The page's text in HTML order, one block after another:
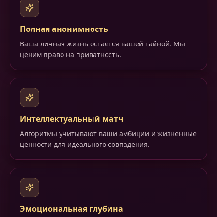
Полная анонимность
Ваша личная жизнь остается вашей тайной. Мы
ценим право на приватность.
Интеллектуальный матч
Алгоритмы учитывают ваши амбиции и жизненные
ценности для идеального совпадения.
Эмоциональная глубина